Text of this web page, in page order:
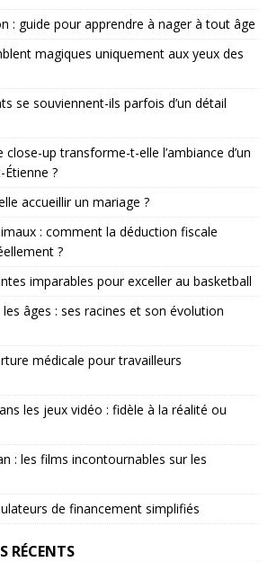
: guide pour apprendre à nager à tout âge
magiques uniquement aux yeux des
se souviennent-ils parfois d’un détail
up transforme-t-elle l’ambiance d’un
?
accueillir un mariage ?
: comment la déduction fiscale
?
imparables pour exceller au basketball
âges : ses racines et son évolution
médicale pour travailleurs
les jeux vidéo : fidèle à la réalité ou
: les films incontournables sur les
de financement simplifiés
RÉCENTS